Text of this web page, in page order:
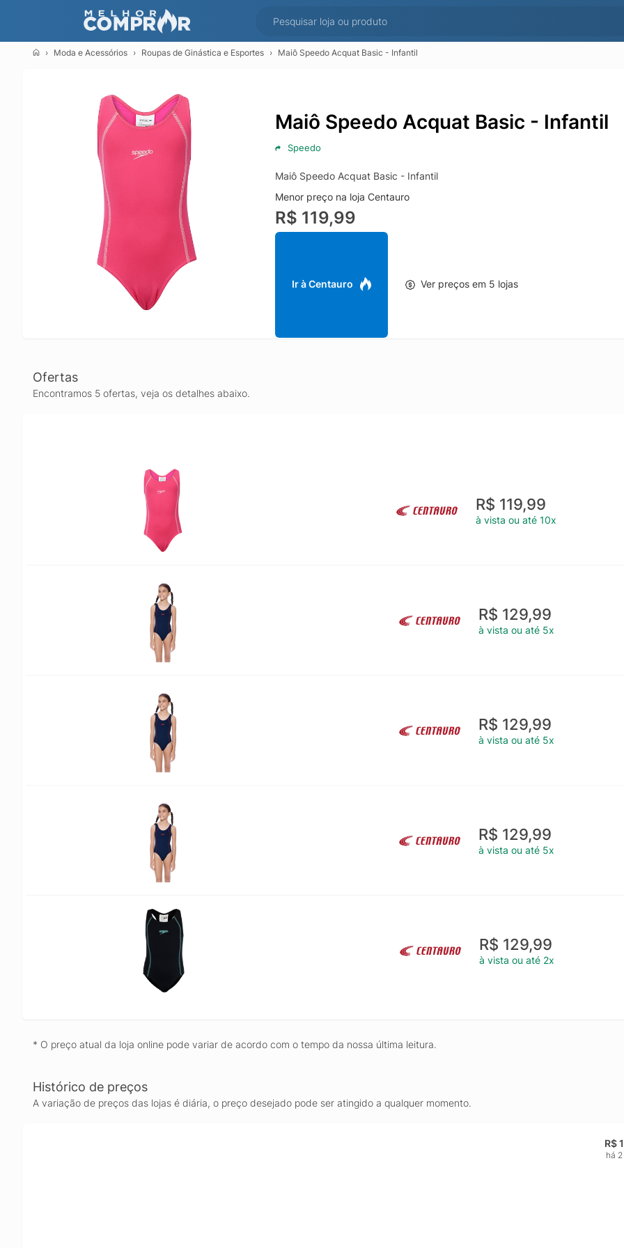
Moda e Acessórios Roupas de Ginástica e Esportes Maiô Speedo Acquat Basic - Infantil
Maiô Speedo Acquat Basic - Infantil
Speedo
Maiô Speedo Acquat Basic - Infantil
Menor preço na loja Centauro
R$ 119,99
Ir à Centauro Ver preços em 5 lojas
Ofertas
Encontramos 5 ofertas, veja os detalhes abaixo.
R$ 119,99
à vista ou até 10x
R$ 129,99
à vista ou até 5x
R$ 129,99
à vista ou até 5x
R$ 129,99
à vista ou até 5x
R$ 129,99
à vista ou até 2x
* O preço atual da loja online pode variar de acordo com o tempo da nossa última leitura.
Histórico de preços
A variação de preços das lojas é diária, o preço desejado pode ser atingido a qualquer momento.
R$
há